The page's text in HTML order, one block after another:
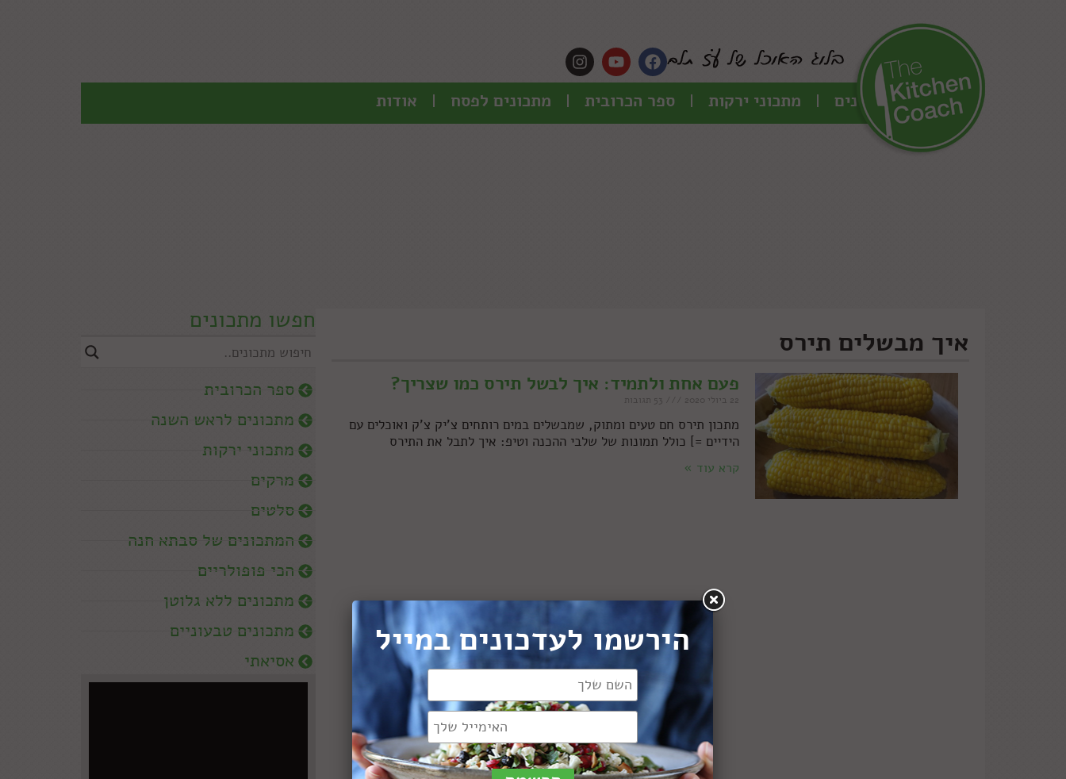
כל המתכונים מתכוני ירקות ספר הכרובית מתכונים לפסח אודות
חפשו מתכונים
ספר הכרובית
מתכונים לראש השנה
מתכוני ירקות
מרקים
סלטים
המתכונים של סבתא חנה
הכי פופולריים
מתכונים ללא גלוטן
מתכונים טבעוניים
אסיאתי
איך מבשלים תירס
פעם אחת ולתמיד: איך לבשל תירס כמו שצריך?
22 ביולי 2020
מתכון תירס חם טעים ומתוק, שמבשלים במים רותחים צ'יק צ'ק ואוכלים עם
הידיים =] כולל תמונות של שלבי ההכנה וטיפ: איך לתבל את התירס
קרא עוד »
הירשמו לעדכונים במייל